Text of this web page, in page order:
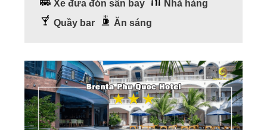
Xe đưa đón sân bay
Nhà hàng
Quầy bar
Ăn sáng